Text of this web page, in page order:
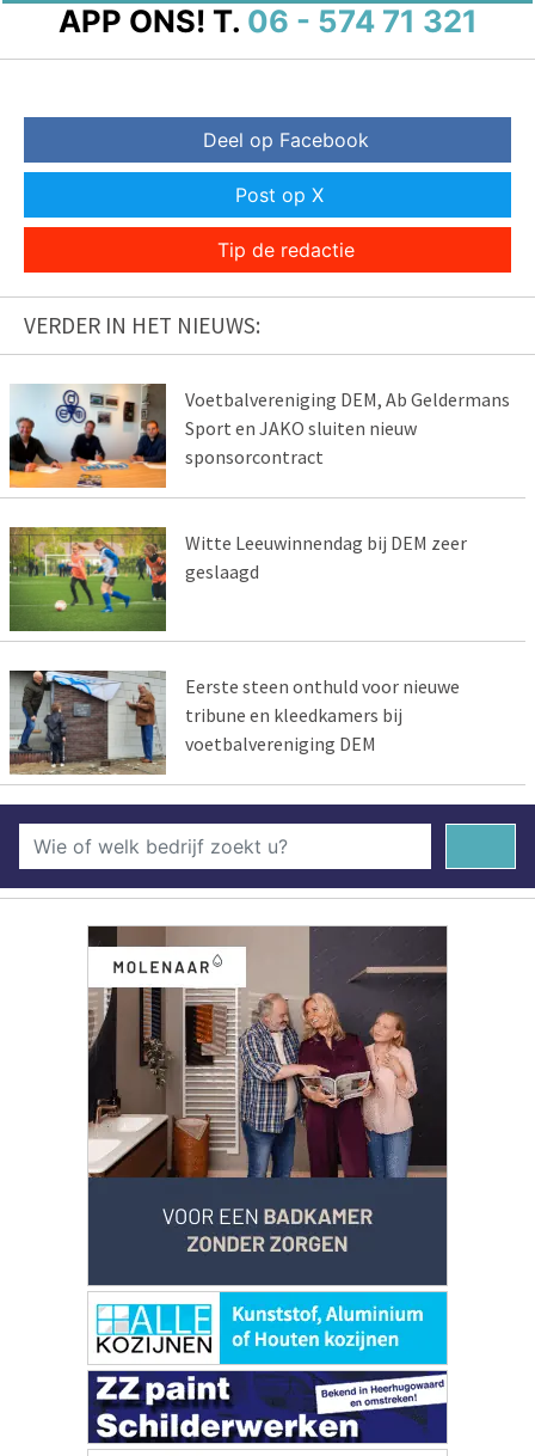
APP ONS! T. 06 - 574 71 321
Deel op Facebook
Post op X
Tip de redactie
VERDER IN HET NIEUWS:
Voetbalvereniging DEM, Ab Geldermans
Sport en JAKO sluiten nieuw
sponsorcontract
Witte Leeuwinnendag bij DEM zeer
geslaagd
Eerste steen onthuld voor nieuwe
tribune en kleedkamers bij
voetbalvereniging DEM